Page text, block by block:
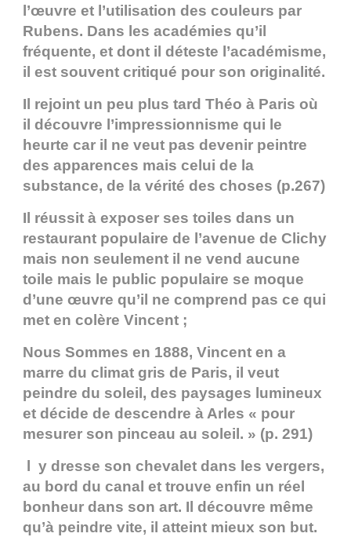
l’œuvre et l’utilisation des couleurs par
Rubens. Dans les académies qu’il
fréquente, et dont il déteste l’académisme,
il est souvent critiqué pour son originalité.
Il rejoint un peu plus tard Théo à Paris où
il découvre l’impressionnisme qui le
heurte car il ne veut pas devenir peintre
des apparences mais celui de la
substance, de la vérité des choses (p.267)
Il réussit à exposer ses toiles dans un
restaurant populaire de l’avenue de Clichy
mais non seulement il ne vend aucune
toile mais le public populaire se moque
d’une œuvre qu’il ne comprend pas ce qui
met en colère Vincent ;
Nous Sommes en 1888, Vincent en a
marre du climat gris de Paris, il veut
peindre du soleil, des paysages lumineux
et décide de descendre à Arles « pour
mesurer son pinceau au soleil. » (p. 291)
l y dresse son chevalet dans les vergers,
au bord du canal et trouve enfin un réel
bonheur dans son art. Il découvre même
qu’à peindre vite, il atteint mieux son but.